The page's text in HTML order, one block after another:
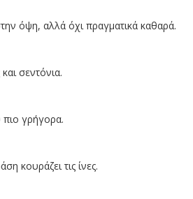
όψη, αλλά όχι πραγματικά καθαρά.
σεντόνια.
γρήγορα.
κουράζει τις ίνες.